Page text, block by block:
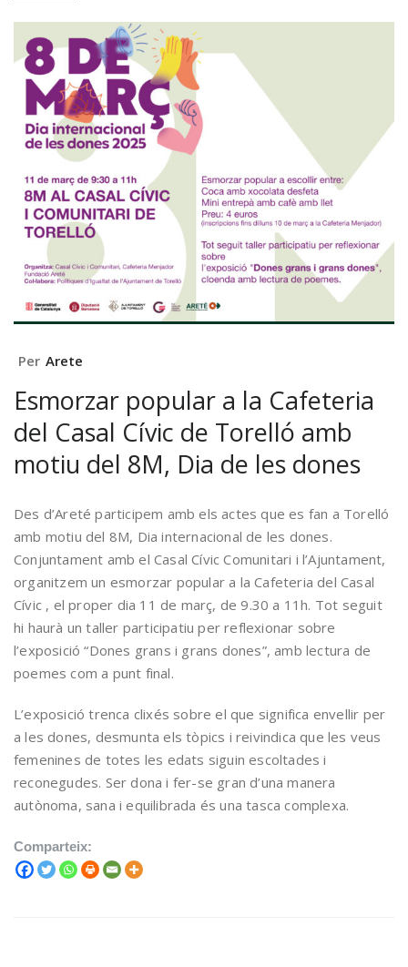
Per Arete
Esmorzar popular a la Cafeteria
del Casal Cívic de Torelló amb
motiu del 8M, Dia de les dones
Des d’Areté participem amb els actes que es fan a Torelló
amb motiu del 8M, Dia internacional de les dones.
Conjuntament amb el Casal Cívic Comunitari i l’Ajuntament,
organitzem un esmorzar popular a la Cafeteria del Casal
Cívic , el proper dia 11 de març, de 9.30 a 11h. Tot seguit
hi haurà un taller participatiu per reflexionar sobre
l’exposició “Dones grans i grans dones”, amb lectura de
poemes com a punt final.
L’exposició trenca clixés sobre el que significa envellir per
a les dones, desmunta els tòpics i reivindica que les veus
femenines de totes les edats siguin escoltades i
reconegudes. Ser dona i fer-se gran d’una manera
autònoma, sana i equilibrada és una tasca complexa.
Comparteix: